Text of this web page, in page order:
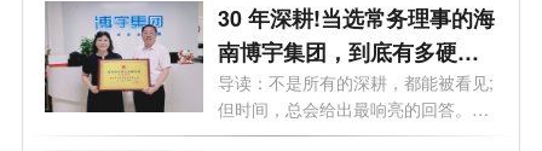
30 年深耕!当选常务理事的海
南博宇集团，到底有多硬
核？
导读：不是所有的深耕，都能被看见;
但时间，总会给出最响亮的回答。海
南...